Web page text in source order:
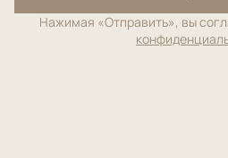
Нажимая «Отправить», вы